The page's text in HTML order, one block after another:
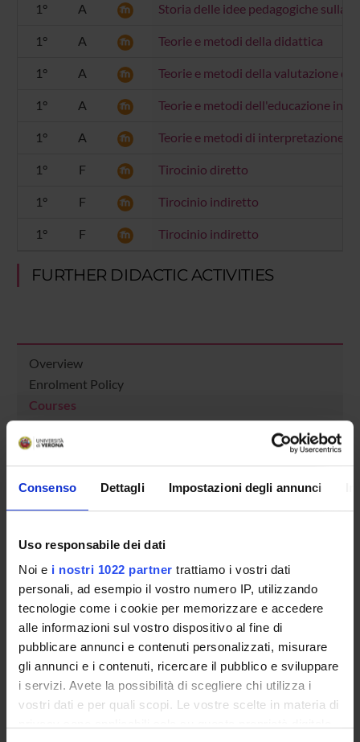
Consenso Dettagli Impostazioni degli annunci
Uso responsabile dei dati
Noi e i nostri 1022 partner trattiamo i vostri dati
personali, ad esempio il vostro numero IP, utilizzando
tecnologie come i cookie per memorizzare e accedere
alle informazioni sul vostro dispositivo al fine di
pubblicare annunci e contenuti personalizzati, misurare
gli annunci e i contenuti, ricercare il pubblico e sviluppare
i servizi. Avete la possibilità di scegliere chi utilizza i
vostri dati e per quali scopi. Le vostre scelte in materia di
1° A Storia delle idee pedagogiche sulla
1° A Teorie e metodi della didattica
1° A Teorie e metodi della valutazione
1° A Teorie e metodi dell'educazione
1° A Teorie e metodi di interpretazione
1° F Tirocinio diretto
1° F Tirocinio indiretto
1° F Tirocinio indiretto
FURTHER DIDACTIC ACTIVITIES
Overview
Enrolment Policy
Courses
Academic Calendar
Lesson timetable
Degree Programme
Exam calendar
Notices
Governing bodies
Faculty staff
STUDYING
PHD PROGRAMMES AND POSTGRADUATE
TRAINING